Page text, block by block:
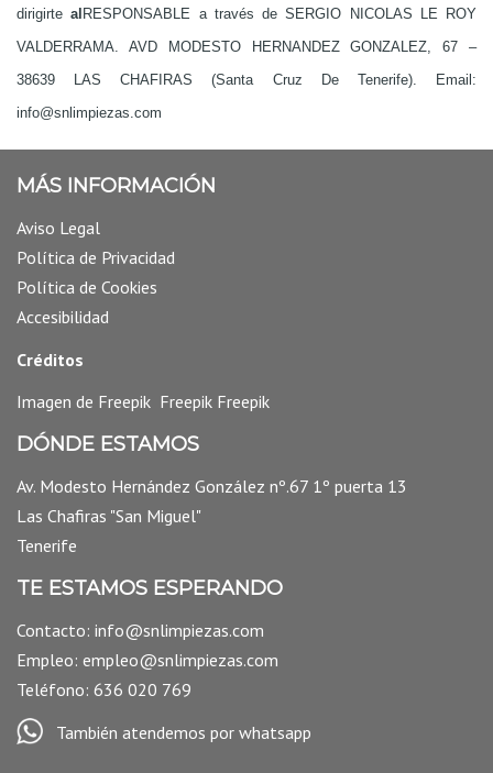
dirigirtealRESPONSABLE a través de SERGIO NICOLAS LE ROY
VALDERRAMA. AVD MODESTO HERNANDEZ GONZALEZ, 67 –
38639 LAS CHAFIRAS (Santa Cruz De Tenerife). Email:
info@snlimpiezas.com
MÁS INFORMACIÓN
Aviso Legal
Política de Privacidad
Política de Cookies
Accesibilidad
Créditos
Imagen de Freepik Freepik Freepik
DÓNDE ESTAMOS
Av. Modesto Hernández González nº.67 1º puerta 13
Las Chafiras "San Miguel"
Tenerife
TE ESTAMOS ESPERANDO
Contacto: info@snlimpiezas.com
Empleo: empleo@snlimpiezas.com
Teléfono: 636 020 769
También atendemos por whatsapp